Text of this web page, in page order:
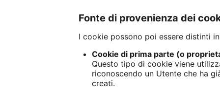
Fonte di provenienza dei
I cookie possono poi essere distinti
Cookie di prima parte (o
Questo tipo di cookie viene
riconoscendo un Utente che ha
creati.